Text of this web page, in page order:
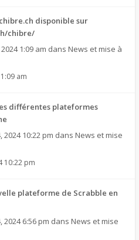
disponible sur
chibre/
1:09 am dans News et mise à
am
différentes plateformes
2024 10:22 pm dans News et mise
10:22 pm
plateforme de Scrabble en
2024 6:56 pm dans News et mise